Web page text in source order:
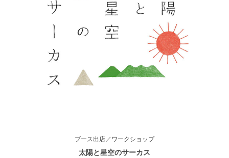
ブース出店／ワークショップ
太陽と星空のサーカス